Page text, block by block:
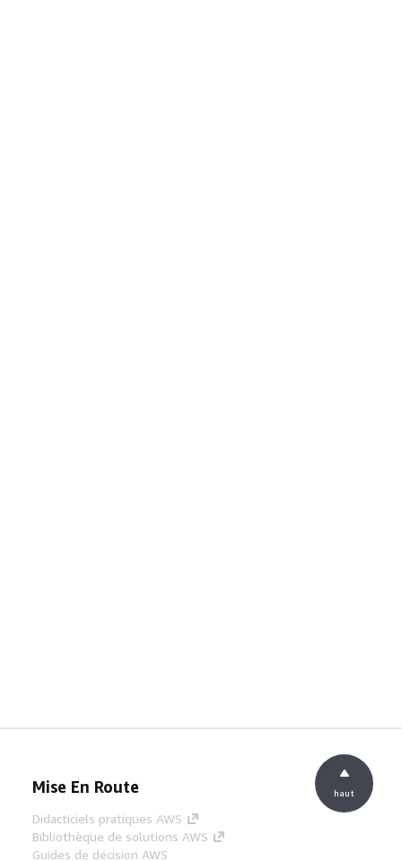
Mise En Route
Didacticiels pratiques AWS
Bibliothèque de solutions AWS
Guides de décision AWS
haut